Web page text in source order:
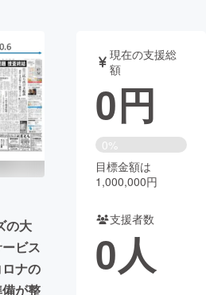
音楽
ジェット ゲーム・サ
書籍・雑誌
チャレンジ
活性化
Good
CAMPFIRE Creation
の大
ビス
ナの
が整
現在の支援総
額
0円
0%
目標金額は
1,000,000円
支援者数
0人